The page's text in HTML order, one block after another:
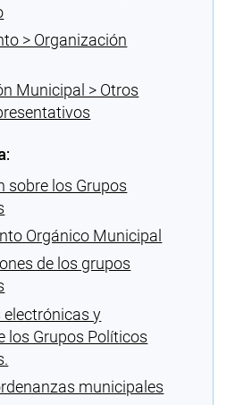
> Organización
Municipal > Otros
sobre los Grupos
Orgánico Municipal
de los grupos
electrónicas y
los Grupos Políticos
municipales